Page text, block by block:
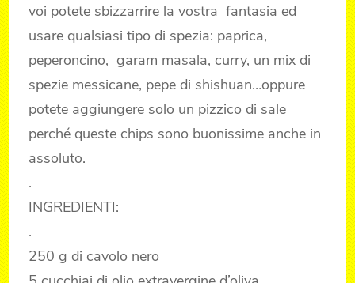
voi potete sbizzarrire la vostra fantasia ed
usare qualsiasi tipo di spezia: paprica,
peperoncino, garam masala, curry, un mix di
spezie messicane, pepe di shishuan…oppure
potete aggiungere solo un pizzico di sale
perché queste chips sono buonissime anche in
assoluto.
.
INGREDIENTI:
.
250 g di cavolo nero